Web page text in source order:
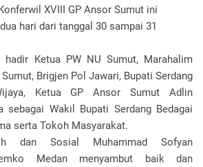
XVIII GP Ansor Sumut ini
hari dari tanggal 30 sampai 31
Ketua PW NU Sumut, Marahalim
Brigjen Pol Jawari, Bupati Serdang
Ketua GP Ansor Sumut Adlin
sebagai Wakil Bupati Serdang Bedagai
serta Tokoh Masyarakat.
dan Sosial Muhammad Sofyan
Medan menyambut baik dan